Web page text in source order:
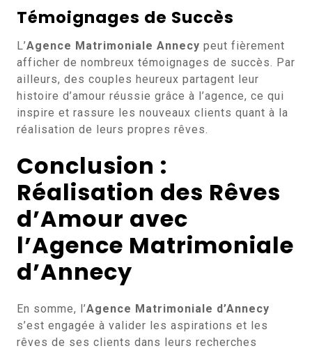
Témoignages de Succès
L’Agence Matrimoniale Annecy peut fièrement
afficher de nombreux témoignages de succès. Par
ailleurs, des couples heureux partagent leur
histoire d’amour réussie grâce à l’agence, ce qui
inspire et rassure les nouveaux clients quant à la
réalisation de leurs propres rêves.
Conclusion :
Réalisation des Rêves
d’Amour avec
l’Agence Matrimoniale
d’Annecy
En somme, l’Agence Matrimoniale d’Annecy
s’est engagée à valider les aspirations et les
rêves de ses clients dans leurs recherches